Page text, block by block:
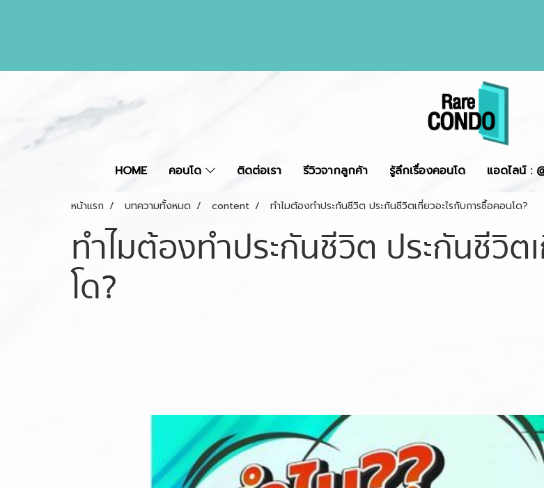
HOME คอนโด ติดต่อเรา รีวิวจากลูกค้า รู้ลึกเรื่องคอนโด แอดไลน์ :
หน้าแรก บทความทั้งหมด content ทำไมต้องทำประกันชีวิต ประกันชีวิตเกี่ยวอะไรกับการซื้อคอนโด?
ทำไมต้องทำประกันชีวิต ประกันชีวิต
โด?